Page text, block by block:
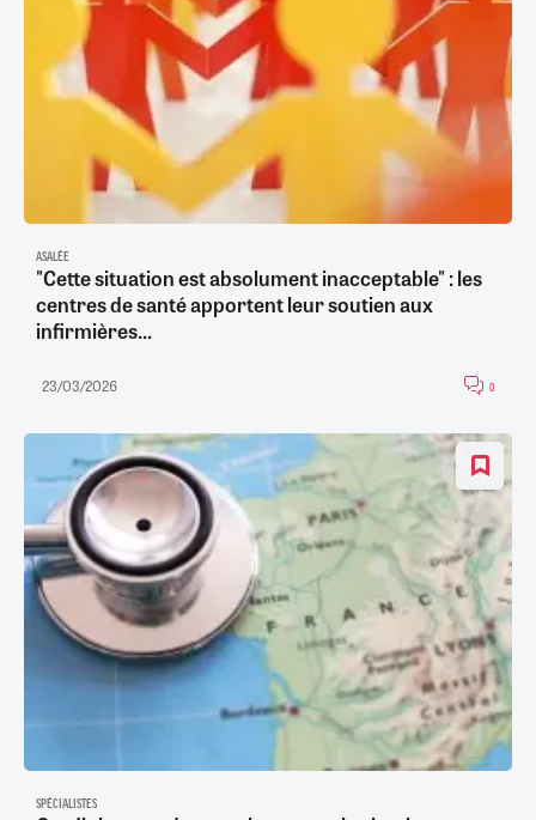
ASALÉE
"Cette situation est absolument inacceptable" : les
centres de santé apportent leur soutien aux
infirmières...
23/03/2026 0
SPÉCIALISTES